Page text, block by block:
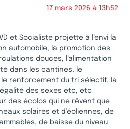
17 mars 2026 à 13h52
et Socialiste projette à l’envi la
automobile, la promotion des
douces, l’alimentation
dans les cantines, le
renforcement du tri sélectif, la
des sexes etc, etc
des écolos qui ne rêvent que
solaires et d’éoliennes, de
de baisse du niveau